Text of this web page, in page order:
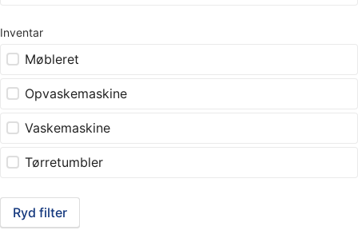
Inventar
Møbleret
Opvaskemaskine
Vaskemaskine
Tørretumbler
Ryd filter